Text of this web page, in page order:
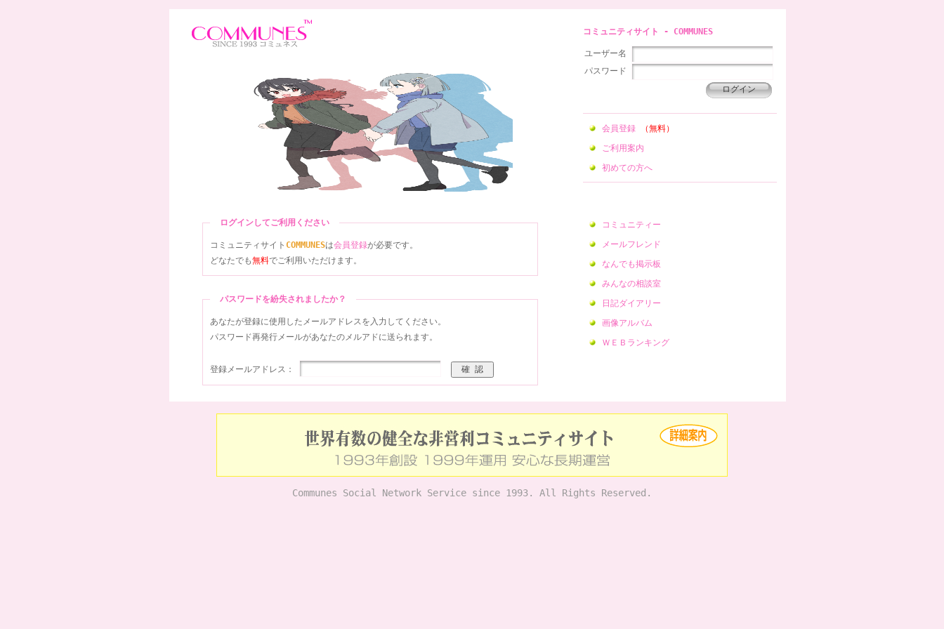
コミュニティサイト - COMMUNES
ユーザー名
パスワード
会員登録
（無料）
ご利用案内
初めての方へ
ログインしてご利用ください
コミュニティサイト COMMUNESは会員登録が必要です。
どなたでも無料でご利用いただけます。
パスワードを紛失されましたか？
あなたが登録に使用したメールアドレスを入力してください。
パスワード再発行メールがあなたのメルアドに送られます。
登録メールアドレス：
コミュニティー
メールフレンド
なんでも掲示板
みんなの相談室
日記ダイアリー
画像アルバム
ＷＥＢランキング
Communes Social Network Service since 1993. All Rights Reserved.